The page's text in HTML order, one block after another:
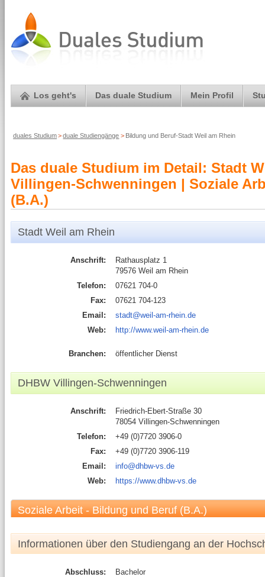
Los geht's Das duale Studium Mein Profil
duales Studium> duale Studiengänge > Bildung und Beruf-Stadt Weil am Rhein
Das duale Studium im Detail: Stadt
Villingen-Schwenningen | Soziale
(B.A.)
Stadt Weil am Rhein
Anschrift:
Rathausplatz 1
79576 Weil am Rhein
Telefon:
07621 704-0
Fax:
07621 704-123
Email:
stadt@weil-am-rhein.de
Web:
http://www.weil-am-rhein.de
Branchen: öffentlicher Dienst
DHBW Villingen-Schwenningen
Anschrift:
Friedrich-Ebert-Straße 30
78054 Villingen-Schwenningen
Telefon:
+49 (0)7720 3906-0
Fax:
+49 (0)7720 3906-119
Email:
info@dhbw-vs.de
Web:
https://www.dhbw-vs.de
Soziale Arbeit - Bildung und Beruf (B.A.)
Informationen über den Studiengang an der
Abschluss:
Bachelor